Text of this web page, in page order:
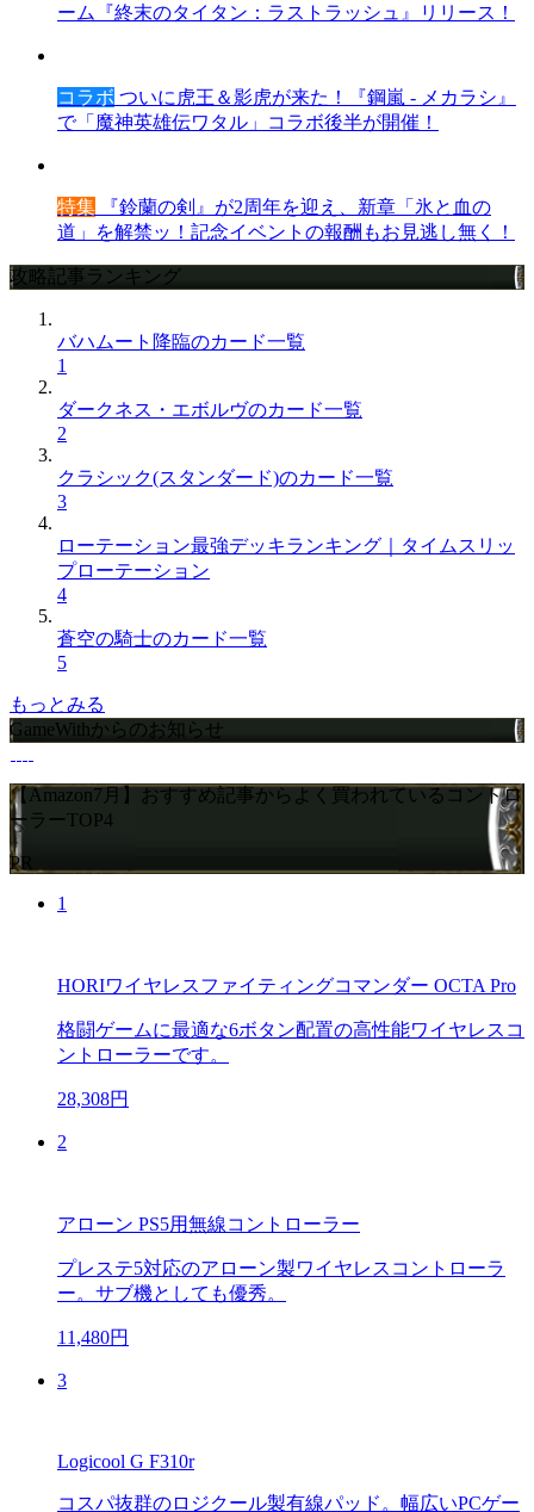
ーム『終末のタイタン：ラストラッシュ』リリース！
コラボ ついに虎王＆影虎が来た！『鋼嵐 - メカラシ』
で「魔神英雄伝ワタル」コラボ後半が開催！
特集 『鈴蘭の剣』が2周年を迎え、新章「氷と血の
道」を解禁ッ！記念イベントの報酬もお見逃し無く！
攻略記事ランキング
バハムート降臨のカード一覧
1
ダークネス・エボルヴのカード一覧
2
クラシック(スタンダード)のカード一覧
3
ローテーション最強デッキランキング｜タイムスリッ
プローテーション
4
蒼空の騎士のカード一覧
5
もっとみる
GameWithからのお知らせ
【Amazon7月】おすすめ記事からよく買われているコントロ
ーラーTOP4
PR
1
HORIワイヤレスファイティングコマンダー OCTA Pro
格闘ゲームに最適な6ボタン配置の高性能ワイヤレスコ
ントローラーです。
28,308円
2
アローン PS5用無線コントローラー
プレステ5対応のアローン製ワイヤレスコントローラ
ー。サブ機としても優秀。
11,480円
3
Logicool G F310r
コスパ抜群のロジクール製有線パッド。幅広いPCゲー